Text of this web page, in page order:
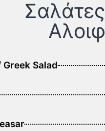
Greek Salad